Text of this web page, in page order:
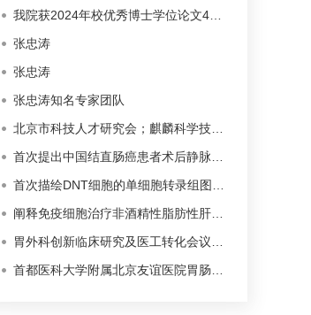
我院获2024年校优秀博士学位论文4…
张忠涛
张忠涛
张忠涛知名专家团队
北京市科技人才研究会；麒麟科学技…
首次提出中国结直肠癌患者术后静脉…
首次描绘DNT细胞的单细胞转录组图…
阐释免疫细胞治疗非酒精性脂肪性肝…
胃外科创新临床研究及医工转化会议…
首都医科大学附属北京友谊医院胃肠…